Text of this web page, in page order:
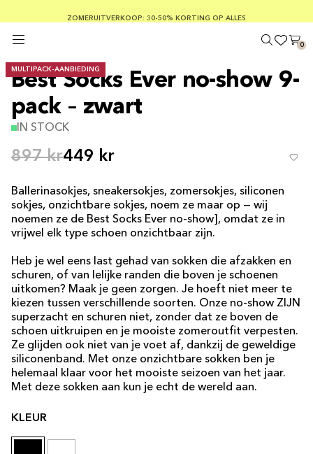
0
MULTIPACK-AANBIEDING
Best Socks Ever no-show 9-
pack – zwart
IN STOCK
897 kr449 kr
Ballerinasokjes, sneakersokjes, zomersokjes, siliconen
sokjes, onzichtbare sokjes, noem ze maar op — wij
noemen ze de Best Socks Ever no-show], omdat ze in
vrijwel elk type schoen onzichtbaar zijn.
Heb je wel eens last gehad van sokken die afzakken en
schuren, of van lelijke randen die boven je schoenen
uitkomen? Maak je geen zorgen. Je hoeft niet meer te
kiezen tussen verschillende soorten. Onze no-show ZIJN
superzacht en schuren niet, zonder dat ze boven de
schoen uitkruipen en je mooiste zomeroutfit verpesten.
Ze glijden ook niet van je voet af, dankzij de geweldige
siliconenband. Met onze onzichtbare sokken ben je
helemaal klaar voor het mooiste seizoen van het jaar.
Met deze sokken aan kun je echt de wereld aan.
KLEUR